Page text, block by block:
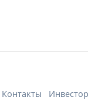
Контакты